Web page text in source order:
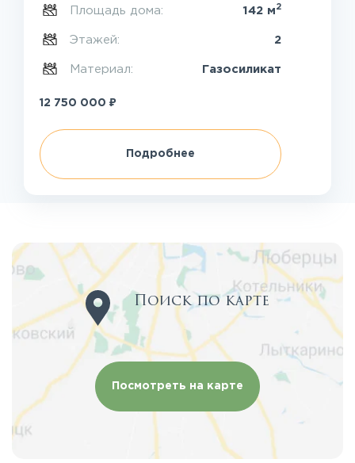
Площадь дома: 142 м 2
Этажей: 2
Материал: Газосиликат
12 750 000 ₽
Подробнее
Поиск по карте
Посмотреть на карте